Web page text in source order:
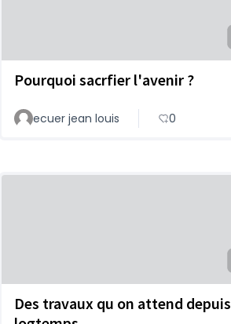
Pourquoi sacrfier l'avenir ?
ecuer jean louis 0
Des travaux qu on attend depuis